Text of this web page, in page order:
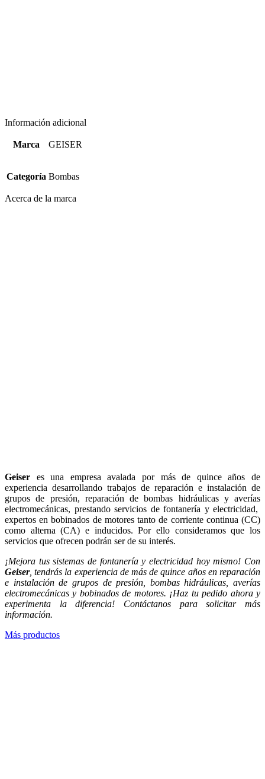
Información adicional
Marca GEISER
Categoría Bombas
Acerca de la marca
Geiser es una empresa avalada por más de quince años de
experiencia desarrollando trabajos de reparación e instalación de
grupos de presión, reparación de bombas hidráulicas y averías
electromecánicas, prestando servicios de fontanería y electricidad,
expertos en bobinados de motores tanto de corriente continua (CC)
como alterna (CA) e inducidos. Por ello consideramos que los
servicios que ofrecen podrán ser de su interés.
¡Mejora tus sistemas de fontanería y electricidad hoy mismo! Con
Geiser, tendrás la experiencia de más de quince años en reparación
e instalación de grupos de presión, bombas hidráulicas, averías
electromecánicas y bobinados de motores. ¡Haz tu pedido ahora y
experimenta la diferencia! Contáctanos para solicitar más
información.
Más productos